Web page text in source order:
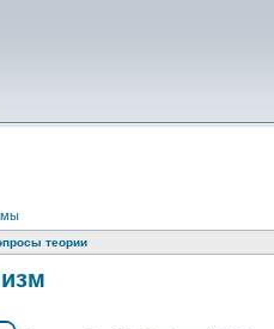
теории